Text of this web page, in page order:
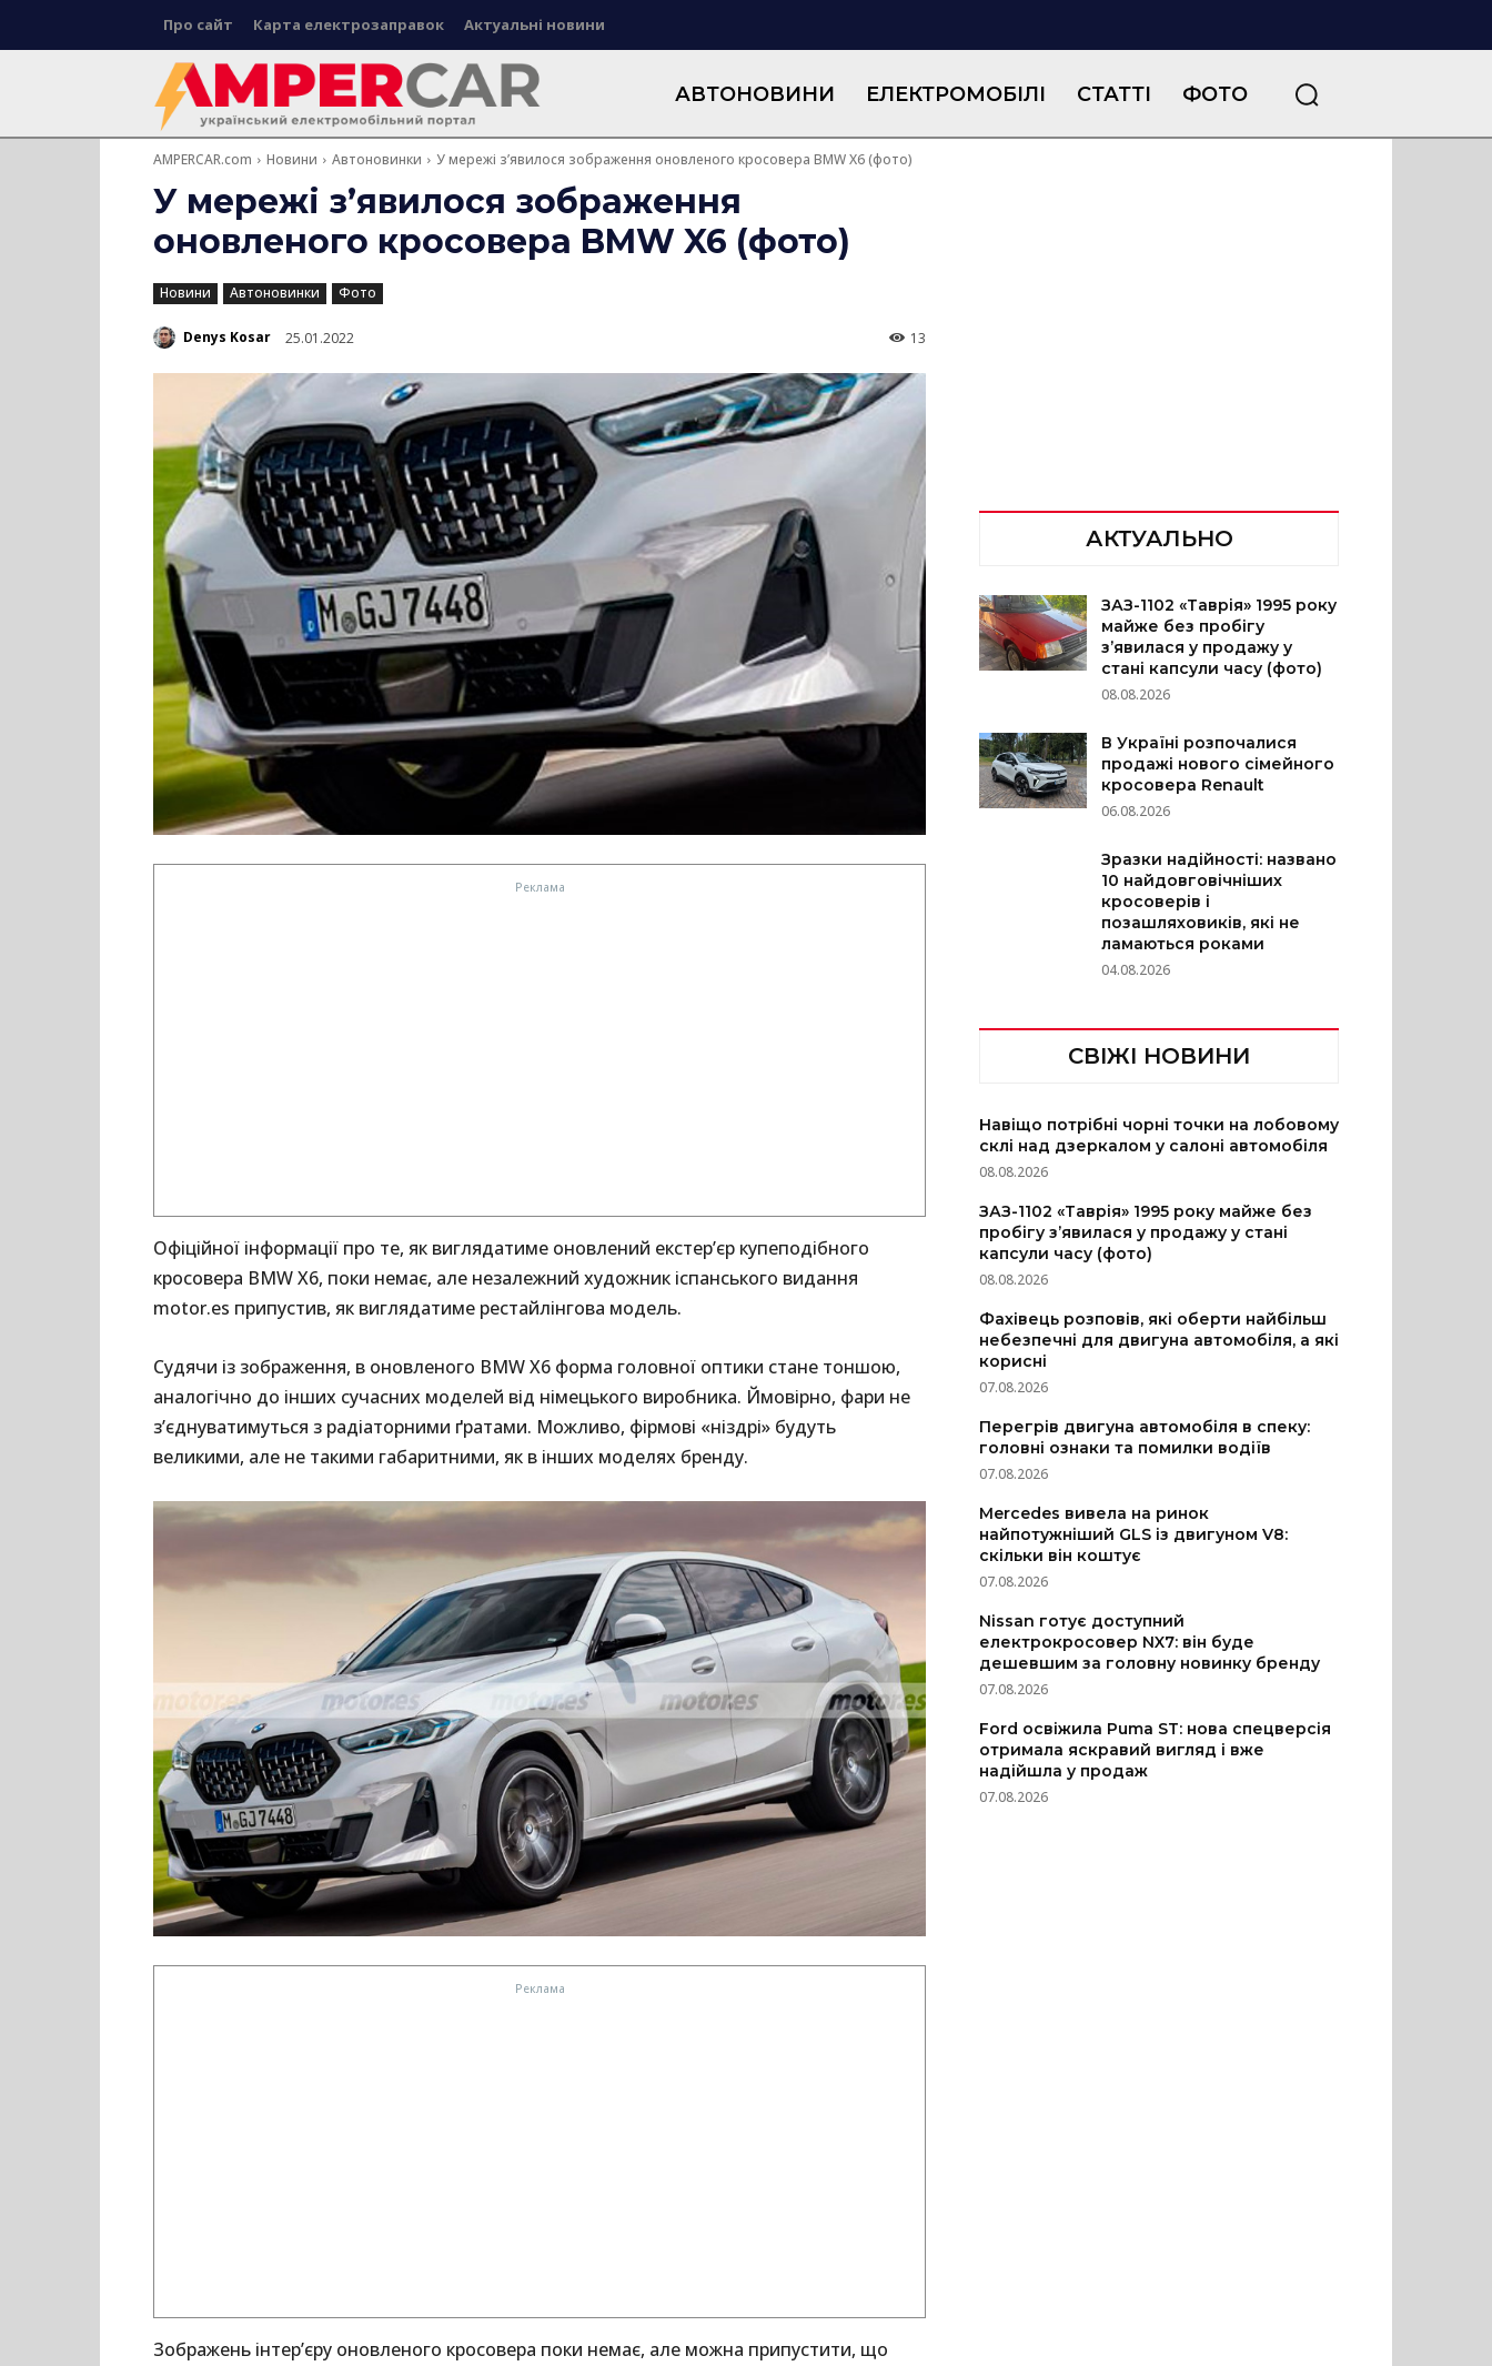
Про сайт Карта електрозаправок Актуальні новини
АВТОНОВИНИ ЕЛЕКТРОМОБІЛІ СТАТТІ ФОТО
AMPERCAR.com Новини Автоновинки У мережі з’явилося зображення оновленого кросовера BMW X6 (фото)
У мережі з’явилося зображення
оновленого кросовера BMW X6 (фото)
Новини Автоновинки Фото
Denys Kosar 25.01.2022 13
Офіційної інформації про те, як виглядатиме оновлений екстер’єр купеподібного
кросовера BMW X6, поки немає, але незалежний художник іспанського видання
motor.es припустив, як виглядатиме рестайлінгова модель.
Судячи із зображення, в оновленого BMW X6 форма головної оптики стане тоншою,
аналогічно до інших сучасних моделей від німецького виробника. Ймовірно, фари не
з’єднуватимуться з радіаторними ґратами. Можливо, фірмові «ніздрі» будуть
великими, але не такими габаритними, як в інших моделях бренду.
Зображень інтер’єру оновленого кросовера поки немає, але можна припустити, що
АКТУАЛЬНО
ЗАЗ-1102 «Таврія» 1995 року
майже без пробігу
з’явилася у продажу у
стані капсули часу (фото)
08.08.2026
В Україні розпочалися
продажі нового сімейного
кросовера Renault
06.08.2026
Зразки надійності: названо
10 найдовговічніших
кросоверів і
позашляховиків, які не
ламаються роками
04.08.2026
СВІЖІ НОВИНИ
Навіщо потрібні чорні точки на лобовому
склі над дзеркалом у салоні автомобіля
08.08.2026
ЗАЗ-1102 «Таврія» 1995 року майже без
пробігу з’явилася у продажу у стані
капсули часу (фото)
08.08.2026
Фахівець розповів, які оберти найбільш
небезпечні для двигуна автомобіля, а які
корисні
07.08.2026
Перегрів двигуна автомобіля в спеку:
головні ознаки та помилки водіїв
07.08.2026
Mercedes вивела на ринок
найпотужніший GLS із двигуном V8:
скільки він коштує
07.08.2026
Nissan готує доступний
електрокросовер NX7: він буде
дешевшим за головну новинку бренду
07.08.2026
Ford освіжила Puma ST: нова спецверсія
отримала яскравий вигляд і вже
надійшла у продаж
07.08.2026